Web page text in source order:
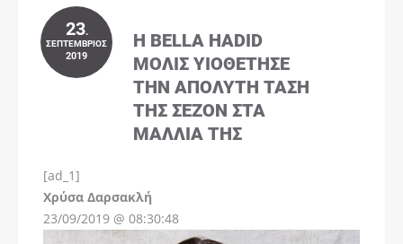
23.
ΣΕΠΤΈΜΒΡΙΟΣ
2019
Η BELLA HADID
ΜΌΛΙΣ ΥΙΟΘΈΤΗΣΕ
ΤΗΝ ΑΠΌΛΥΤΗ ΤΆΣΗ
ΤΗΣ ΣΕΖΌΝ ΣΤΑ
ΜΑΛΛΙΆ ΤΗΣ
[ad_1]
Χρύσα Δαρσακλή
23/09/2019 @ 08:30:48